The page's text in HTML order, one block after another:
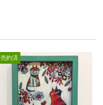
売約済